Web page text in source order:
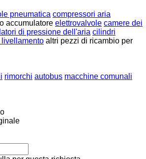
pneumatica compressori aria
accumulatore elettrovalvole camere dei
di pressione dell'aria cilindri
altri pezzi di ricambio per
rimorchi autobus macchine comunali